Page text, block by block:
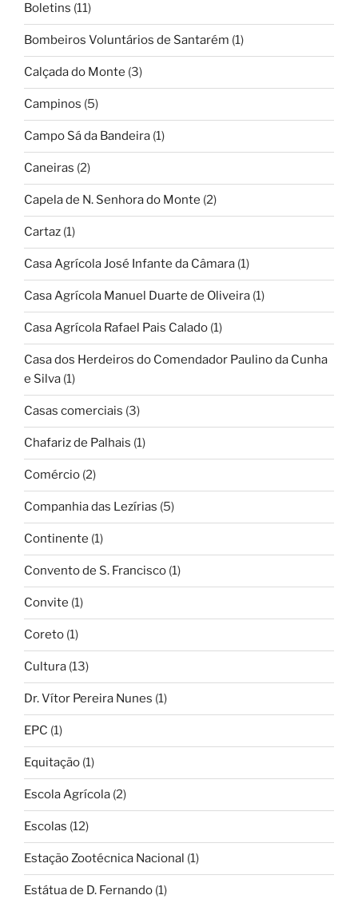
Boletins (11)
Bombeiros Voluntários de Santarém (1)
Calçada do Monte (3)
Campinos (5)
Campo Sá da Bandeira (1)
Caneiras (2)
Capela de N. Senhora do Monte (2)
Cartaz (1)
Casa Agrícola José Infante da Câmara (1)
Casa Agrícola Manuel Duarte de Oliveira (1)
Casa Agrícola Rafael Pais Calado (1)
Casa dos Herdeiros do Comendador Paulino da Cunha
e Silva (1)
Casas comerciais (3)
Chafariz de Palhais (1)
Comércio (2)
Companhia das Lezírias (5)
Continente (1)
Convento de S. Francisco (1)
Convite (1)
Coreto (1)
Cultura (13)
Dr. Vítor Pereira Nunes (1)
EPC (1)
Equitação (1)
Escola Agrícola (2)
Escolas (12)
Estação Zootécnica Nacional (1)
Estátua de D. Fernando (1)